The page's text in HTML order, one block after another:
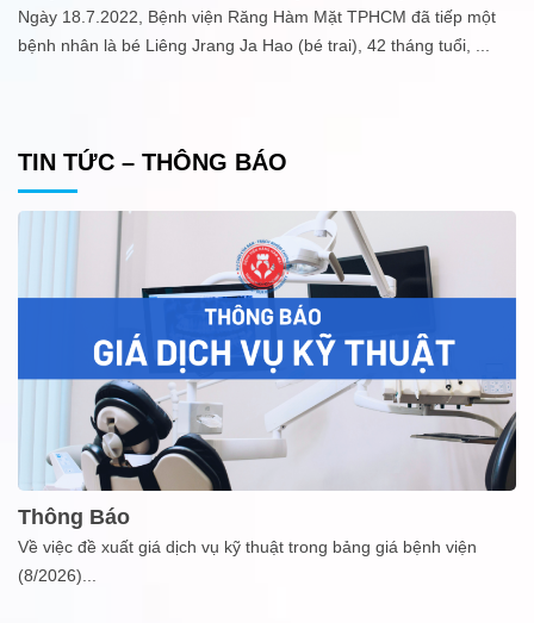
Ngày 18.7.2022, Bệnh viện Răng Hàm Mặt TPHCM đã tiếp một
bệnh nhân là bé Liêng Jrang Ja Hao (bé trai), 42 tháng tuổi,
TIN TỨC – THÔNG BÁO
Thông Báo
Về việc đề xuất giá dịch vụ kỹ thuật trong bảng giá bệnh viện
(8/2026)